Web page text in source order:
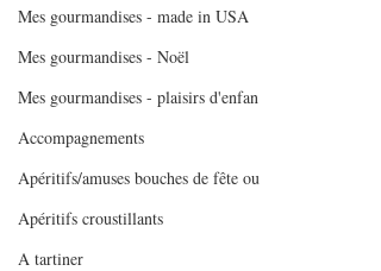
Mes gourmandises - made in USA
Mes gourmandises - Noël
Mes gourmandises - plaisirs d'enfan
Accompagnements
Apéritifs/amuses bouches de fête ou
Apéritifs croustillants
A tartiner